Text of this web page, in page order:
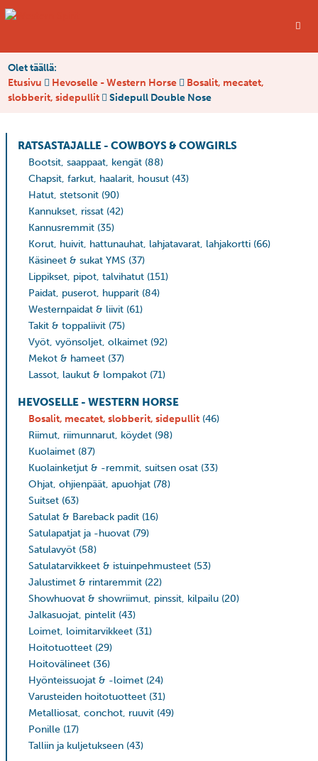
Olet täällä:
Etusivu
Hevoselle - Western Horse
Bosalit, mecatet,
slobberit, sidepullit
Sidepull Double Nose
RATSASTAJALLE - COWBOYS & COWGIRLS
Bootsit, saappaat, kengät (88)
Chapsit, farkut, haalarit, housut (43)
Hatut, stetsonit (90)
Kannukset, rissat (42)
Kannusremmit (35)
Korut, huivit, hattunauhat, lahjatavarat, lahjakortti (66)
Käsineet & sukat YMS (37)
Lippikset, pipot, talvihatut (151)
Paidat, puserot, hupparit (84)
Westernpaidat & liivit (61)
Takit & toppaliivit (75)
Vyöt, vyönsoljet, olkaimet (92)
Mekot & hameet (37)
Lassot, laukut & lompakot (71)
HEVOSELLE - WESTERN HORSE
Bosalit, mecatet, slobberit, sidepullit (46)
Riimut, riimunnarut, köydet (98)
Kuolaimet (87)
Kuolainketjut & -remmit, suitsen osat (33)
Ohjat, ohjienpäät, apuohjat (78)
Suitset (63)
Satulat & Bareback padit (16)
Satulapatjat ja -huovat (79)
Satulavyöt (58)
Satulatarvikkeet & istuinpehmusteet (53)
Jalustimet & rintaremmit (22)
Showhuovat & showriimut, pinssit, kilpailu (20)
Jalkasuojat, pintelit (43)
Loimet, loimitarvikkeet (31)
Hoitotuotteet (29)
Hoitovälineet (36)
Hyönteissuojat & -loimet (24)
Varusteiden hoitotuotteet (31)
Metalliosat, conchot, ruuvit (49)
Ponille (17)
Talliin ja kuljetukseen (43)